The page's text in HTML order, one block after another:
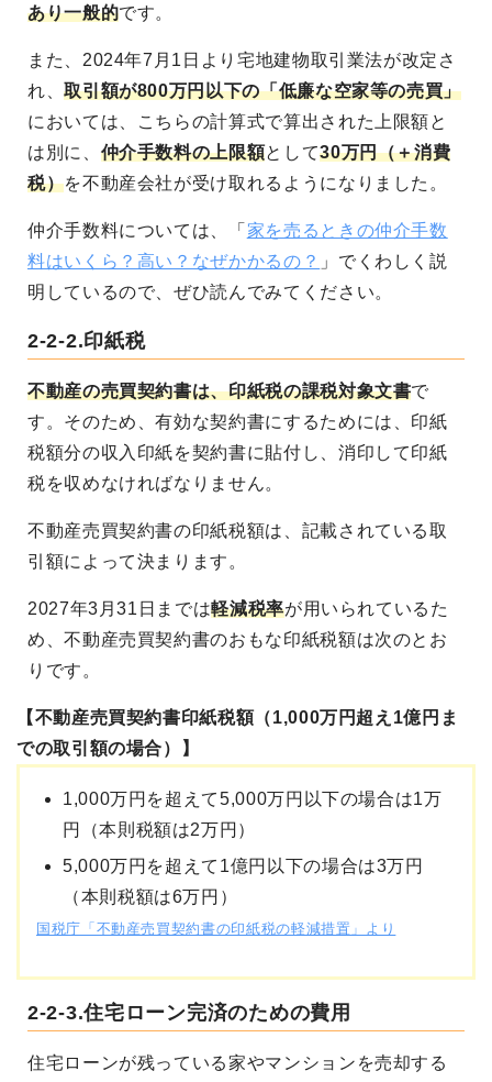
あり一般的です。
また、2024年7月1日より宅地建物取引業法が改定さ
れ、取引額が800万円以下の「低廉な空家等の売買」
においては、こちらの計算式で算出された上限額と
は別に、 仲介手数料の上限額として30万円（＋消費
税）を不動産会社が受け取れるようになりました。
仲介手数料については、「 家を売るときの仲介手数
料はいくら？高い？なぜかかるの？ 」でくわしく説
明しているので、ぜひ読んでみてください。
2-2-2.印紙税
不動産の売買契約書は、印紙税の課税対象文書で
す。そのため、有効な契約書にするためには、印紙
税額分の収入印紙を契約書に貼付し、消印して印紙
税を収めなければなりません。
不動産売買契約書の印紙税額は、記載されている取
引額によって決まります。
2027年3月31日までは軽減税率が用いられているた
め、不動産売買契約書のおもな印紙税額は次のとお
りです。
【不動産売買契約書印紙税額（1,000万円超え1億円ま
での取引額の場合）】
1,000万円を超えて5,000万円以下の場合は1万
円（本則税額は2万円）
5,000万円を超えて1億円以下の場合は3万円
（本則税額は6万円）
国税庁「不動産売買契約書の印紙税の軽減措置」より
2-2-3.住宅ローン完済のための費用
住宅ローンが残っている家やマンションを売却する